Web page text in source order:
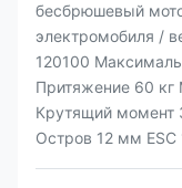
бесбрюшевый
электромобиля /
120100
Притяжение 60
Крутящий
Остров 12 мм ESC